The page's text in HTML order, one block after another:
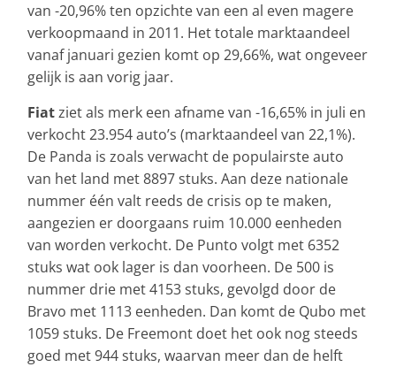
van -20,96% ten opzichte van een al even magere
verkoopmaand in 2011. Het totale marktaandeel
vanaf januari gezien komt op 29,66%, wat ongeveer
gelijk is aan vorig jaar.
Fiatziet als merk een afname van -16,65% in juli en
verkocht 23.954 auto’s (marktaandeel van 22,1%).
De Panda is zoals verwacht de populairste auto
van het land met 8897 stuks. Aan deze nationale
nummer één valt reeds de crisis op te maken,
aangezien er doorgaans ruim 10.000 eenheden
van worden verkocht. De Punto volgt met 6352
stuks wat ook lager is dan voorheen. De 500 is
nummer drie met 4153 stuks, gevolgd door de
Bravo met 1113 eenheden. Dan komt de Qubo met
1059 stuks. De Freemont doet het ook nog steeds
goed met 944 stuks, waarvan meer dan de helft